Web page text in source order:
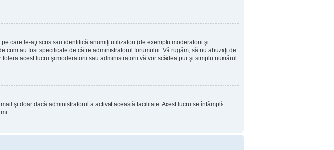
care le-aţi scris sau identifică anumiţi utilizatori (de exemplu moderatorii şi
au fost specificate de către administratorul forumului. Vă rugăm, să nu abuzaţi de
acest lucru şi moderatorii sau administratorii vă vor scădea pur şi simplu numărul
şi doar dacă administratorul a activat această facilitate. Acest lucru se întâmplă